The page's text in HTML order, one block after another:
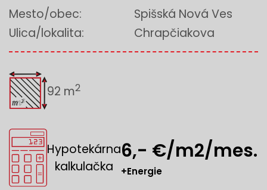
Mesto/obec:
Spišská Nová Ves
Ulica/lokalita:
Chrapčiakova
92 m2
Hypotekárna
kalkulačka
6,- €/m2/mes.
+Energie